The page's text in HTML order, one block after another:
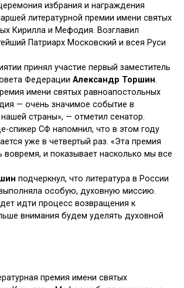
избрания и награждения
литературной премии имени святых
Кирилла и Мефодия. Возглавил
Патриарх Московский и всея Руси
принял участие первый заместитель
Федерации Александр Торшин.
имени святых равноапостольных
— очень значимое событие в
страны», — отметил сенатор.
СФ напомнил, что в этом году
уже в четвертый раз. «Эта премия
вовремя, и показывает насколько мы все
подчеркнул, что литература в России
особую, духовную миссию.
идти процесс возвращения к
внимания будем уделять духовной
премия имени святых